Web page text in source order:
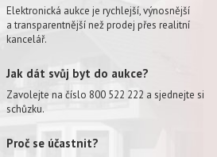
Elektronická aukce je rychlejší, výnosnější
a transparentnější než prodej přes realitní
kancelář.
Jak dát svůj byt do aukce?
Zavolejte na číslo 800 522 222 a sjednejte si
schůzku.
Proč se účastnit?